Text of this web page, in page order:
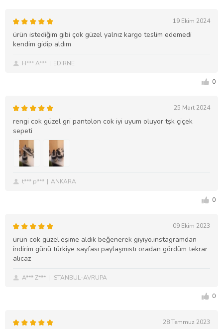
19 Ekim 2024
ürün istediğim gibi çok güzel yalnız kargo teslim edemedi
kendim gidip aldım
H*** A*** EDİRNE
0
25 Mart 2024
rengi cok güzel gri pantolon cok iyi uyum oluyor tşk çiçek
sepeti
t*** p*** ANKARA
0
09 Ekim 2023
ürün cok güzel.eşime aldık beğenerek giyiyo.instagramdan
indirim günü türkiye sayfası paylaşmıstı oradan gördüm tekrar
alıcaz
A*** Z*** ISTANBUL-AVRUPA
0
28 Temmuz 2023